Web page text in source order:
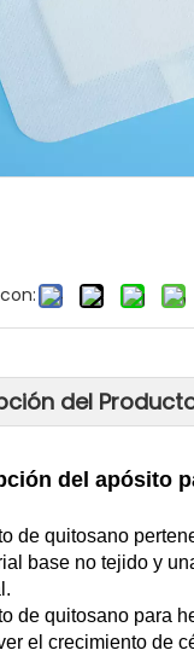
del
del apósito
de quitosano
base no tejido y
de quitosano para
el crecimiento de